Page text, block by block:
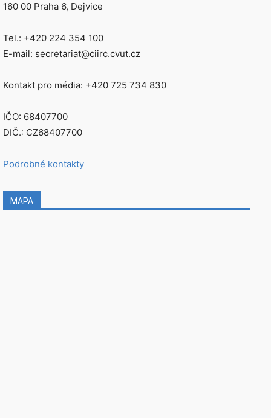
160 00 Praha 6, Dejvice
Tel.: +420 224 354 100
E-mail: secretariat@ciirc.cvut.cz
Kontakt pro média: +420 725 734 830
IČO: 68407700
DIČ.: CZ68407700
Podrobné kontakty
MAPA